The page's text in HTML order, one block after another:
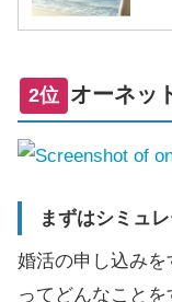
2位 オーネッ
まずはシミュ
婚活の申し込み
ってどんなこと